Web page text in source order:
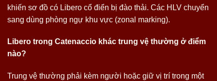
khiến sơ đồ có Libero cổ điển bị đào thải. Các HLV chuyển
sang dùng phòng ngự khu vực (zonal marking).
Libero trong Catenaccio khác trung vệ thường ở điểm
nào?
Trung vệ thường phải kèm người hoặc giữ vị trí trong một